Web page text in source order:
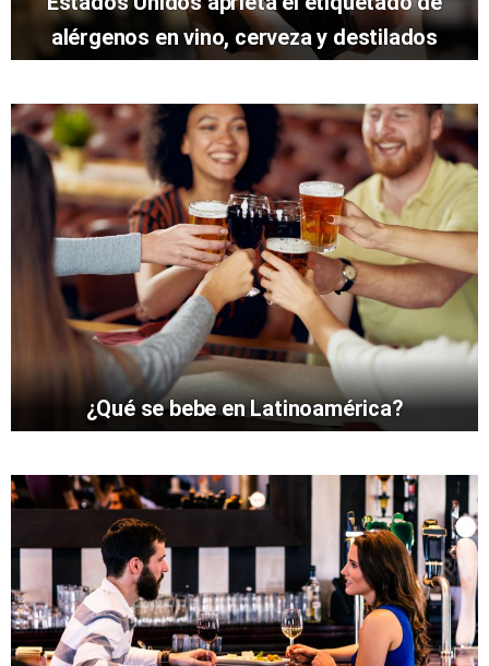
alérgenos en vino, cerveza y destilados
¿Qué se bebe en Latinoamérica?